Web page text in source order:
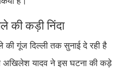
की कड़ी निंदा
की गूंज दिल्ली तक सुनाई दे रही है
अखिलेश यादव ने इस घटना की कड़े